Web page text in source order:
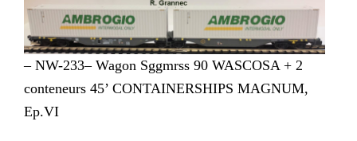
– NW-233– Wagon Sggmrss 90 WASCOSA + 2
conteneurs 45’ CONTAINERSHIPS MAGNUM,
Ep.VI